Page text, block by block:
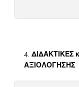
ΔΙΔΑΚΤΙΚΕΣ
ΑΞΙΟΛΟΓΗΣΗΣ